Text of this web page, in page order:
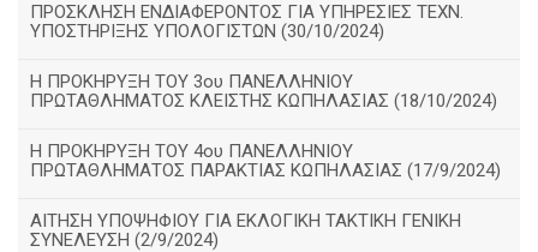
ΠΡΟΣΚΛΗΣΗ ΕΝΔΙΑΦΕΡΟΝΤΟΣ ΓΙΑ ΥΠΗΡΕΣΙΕΣ ΤΕΧΝ.
ΥΠΟΣΤΗΡΙΞΗΣ ΥΠΟΛΟΓΙΣΤΩΝ (30/10/2024)
Η ΠΡΟΚΗΡΥΞΗ ΤΟΥ 3ου ΠΑΝΕΛΛΗΝΙΟΥ
ΠΡΩΤΑΘΛΗΜΑΤΟΣ ΚΛΕΙΣΤΗΣ ΚΩΠΗΛΑΣΙΑΣ (18/10/2024)
Η ΠΡΟΚΗΡΥΞΗ ΤΟΥ 4ου ΠΑΝΕΛΛΗΝΙΟΥ
ΠΡΩΤΑΘΛΗΜΑΤΟΣ ΠΑΡΑΚΤΙΑΣ ΚΩΠΗΛΑΣΙΑΣ (17/9/2024)
ΑΙΤΗΣΗ ΥΠΟΨΗΦΙΟΥ ΓΙΑ ΕΚΛΟΓΙΚΗ ΤΑΚΤΙΚΗ ΓΕΝΙΚΗ
ΣΥΝΕΛΕΥΣΗ (2/9/2024)